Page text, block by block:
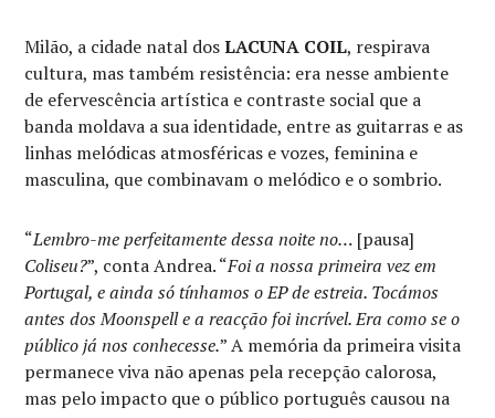
Milão, a cidade natal dosLACUNA COIL, respirava
cultura, mas também resistência: era nesse ambiente
de efervescência artística e contraste social que a
banda moldava a sua identidade, entre as guitarras e as
linhas melódicas atmosféricas e vozes, feminina e
masculina, que combinavam o melódico e o sombrio.
“Lembro-me perfeitamente dessa noite no… [pausa]
Coliseu?”, conta Andrea. “Foi a nossa primeira vez em
Portugal, e ainda só tínhamos o EP de estreia. Tocámos
antes dos Moonspell e a reacção foi incrível. Era como se o
público já nos conhecesse.” A memória da primeira visita
permanece viva não apenas pela recepção calorosa,
mas pelo impacto que o público português causou na